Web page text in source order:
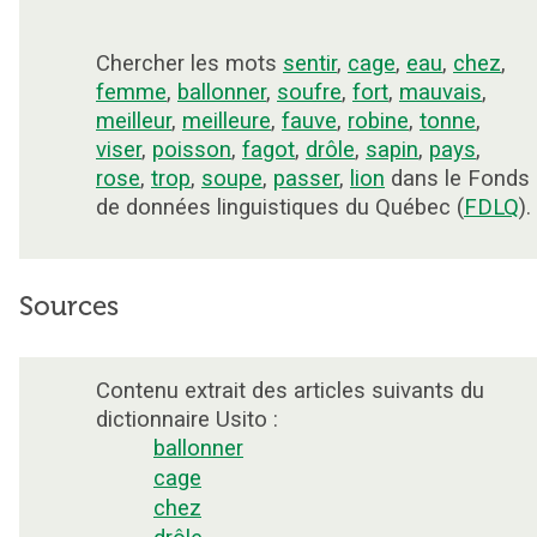
Chercher les mots sentir, cage, eau, chez,
femme, ballonner, soufre, fort, mauvais,
meilleur, meilleure, fauve, robine, tonne,
viser, poisson, fagot, drôle, sapin, pays,
rose, trop, soupe, passer, lion dans le Fonds
de données linguistiques du Québec (FDLQ).
Sources
Contenu extrait des articles suivants du
dictionnaire Usito :
ballonner
cage
chez